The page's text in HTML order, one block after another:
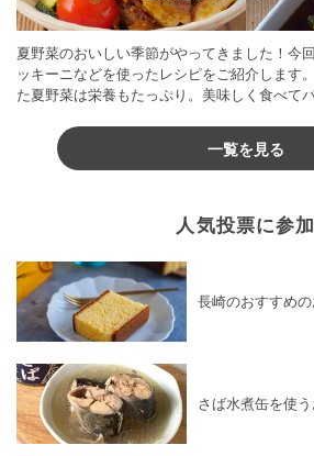
夏野菜のおいしい季節がやってきました！今
ッキーニなどを使ったレシピをご紹介します
た夏野菜は栄養もたっぷり。美味しく食べて
一覧を見る
人気投票に参加
長崎のおすすめの
さば水煮缶を使